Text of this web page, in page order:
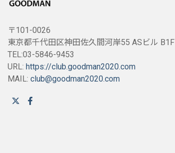
〒101-0026
東京都千代田区神田佐久間河岸55 ASビル B1F
TEL:03-5846-9453
URL: https://club.goodman2020.com
MAIL: club@goodman2020.com